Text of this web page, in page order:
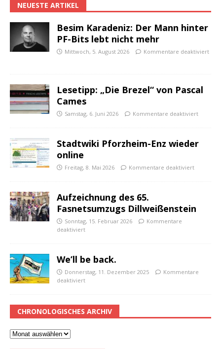
NEUESTE ARTIKEL
Besim Karadeniz: Der Mann hinter
PF-Bits lebt nicht mehr
Mittwoch, 5. August 2026 Kommentare deaktiviert
Lesetipp: „Die Brezel“ von Pascal
Cames
Samstag, 6. Juni 2026 Kommentare deaktiviert
Stadtwiki Pforzheim-Enz wieder
online
Freitag, 8. Mai 2026 Kommentare deaktiviert
Aufzeichnung des 65.
Fasnetsumzugs Dillweißenstein
Sonntag, 15. Februar 2026
Kommentare
deaktiviert
We’ll be back.
Donnerstag, 11. Dezember 2025
Kommentare
deaktiviert
CHRONOLOGISCHES ARCHIV